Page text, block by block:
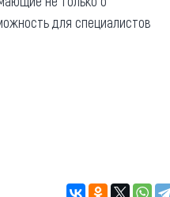
для специалистов